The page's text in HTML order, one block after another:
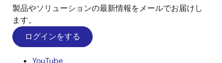
製品やソリューションの最新情報をメールでお届けし
ます。
ログインをする
YouTube